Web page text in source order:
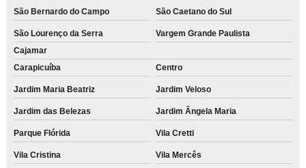
São Bernardo do Campo São Caetano do Sul
São Lourenço da Serra
Vargem Grande Paulista
Cajamar
Carapicuíba
Centro
Jardim Maria Beatriz Jardim Veloso
Jardim das Belezas Jardim Ângela Maria
Parque Flórida Vila Cretti
Vila Cristina Vila Mercês